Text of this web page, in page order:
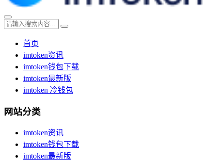
首页
imtoken资讯
imtoken钱包下载
imtoken最新版
imtoken 冷钱包
网站分类
imtoken资讯
imtoken钱包下载
imtoken最新版